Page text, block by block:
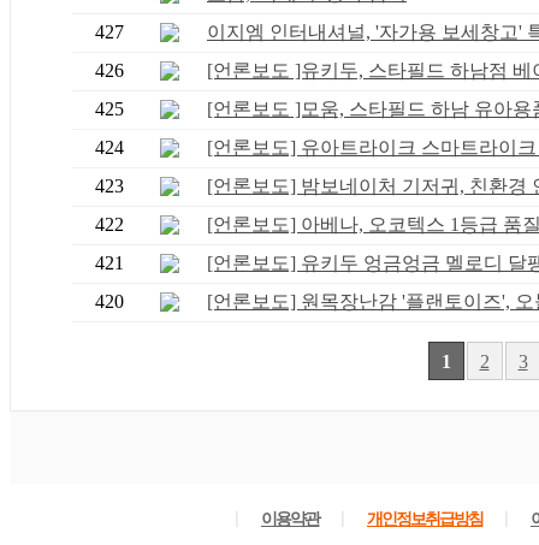
427
이지엠 인터내셔널, '자가용 보세창고'
426
[언론보도 ]유키두, 스타필드 하남점 베
425
[언론보도 ]모움, 스타필드 하남 유아용
424
[언론보도] 유아트라이크 스마트라이크
423
[언론보도] 밤보네이처 기저귀, 친환경
422
[언론보도] 아베나, 오코텍스 1등급 품
421
[언론보도] 유키두 엉금엉금 멜로디 달
420
[언론보도] 원목장난감 '플랜토이즈', 오
1 2 3
이용약관 개인정보취급방침